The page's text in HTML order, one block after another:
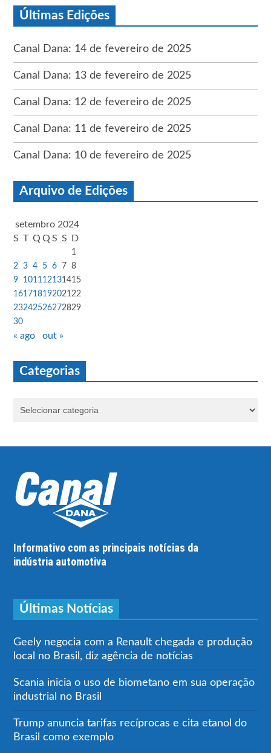
Últimas Edições
Canal Dana: 14 de fevereiro de 2025
Canal Dana: 13 de fevereiro de 2025
Canal Dana: 12 de fevereiro de 2025
Canal Dana: 11 de fevereiro de 2025
Canal Dana: 10 de fevereiro de 2025
Arquivo de Edições
setembro 2024
S T Q Q S S D
1
2
3 4 5 6 7 8
9
1011 12131415
161718192021 22
23242526272829
30
« ago out »
Categorias
Informativo com as principais notícias da
indústria automotiva
Últimas Notícias
Geely negocia com a Renault chegada e produção
local no Brasil, diz agência de notícias
Scania inicia o uso de biometano em sua operação
industrial no Brasil
Trump anuncia tarifas recíprocas e cita etanol do
Brasil como exemplo